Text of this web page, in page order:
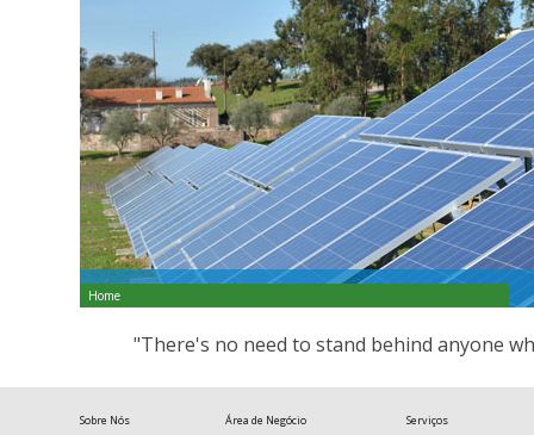
Home
"There's no need to stand behind anyone
Sobre Nós Área de Negócio Serviços